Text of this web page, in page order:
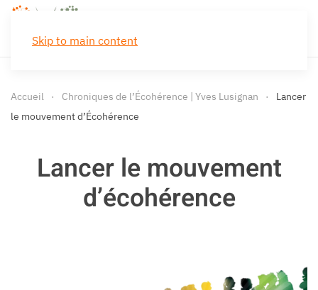
Skip to main content
Accueil Chroniques de l’Écohérence | Yves Lusignan
Lancer
le mouvement d’Écohérence
Lancer le mouvement
d’écohérence